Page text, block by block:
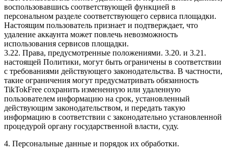
воспользовавшись соответствующей функцией в
персональном разделе соответствующего сервиса площадки.
Настоящим пользователь признает и подтверждает, что
удаление аккаунта может повлечь невозможность
использования сервисов площадки.
3.22. Права, предусмотренные положениями. 3.20. и 3.21.
настоящей Политики, могут быть ограничены в соответствии
с требованиями действующего законодательства. В частности,
такие ограничения могут предусматривать обязанность
TikTokFree сохранить измененную или удаленную
пользователем информацию на срок, установленный
действующим законодательством, и передать такую
информацию в соответствии с законодательно установленной
процедурой органу государственной власти, суду.
4. Персональные данные и порядок их обработки.